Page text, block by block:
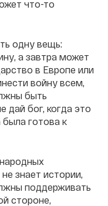
что-то
одну вещь:
а завтра может
в Европе или
войну всем,
быть
дай бог, когда это
была готова к
знает истории,
поддерживать
стороне,